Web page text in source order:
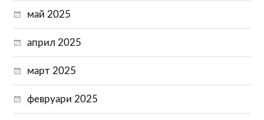
май 2025
април 2025
март 2025
февруари 2025